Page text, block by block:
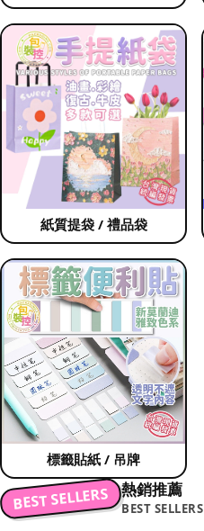
紙質提袋 / 禮品袋
標籤貼紙 / 吊牌
BEST SELLERS 熱銷推薦
BEST SELLERS